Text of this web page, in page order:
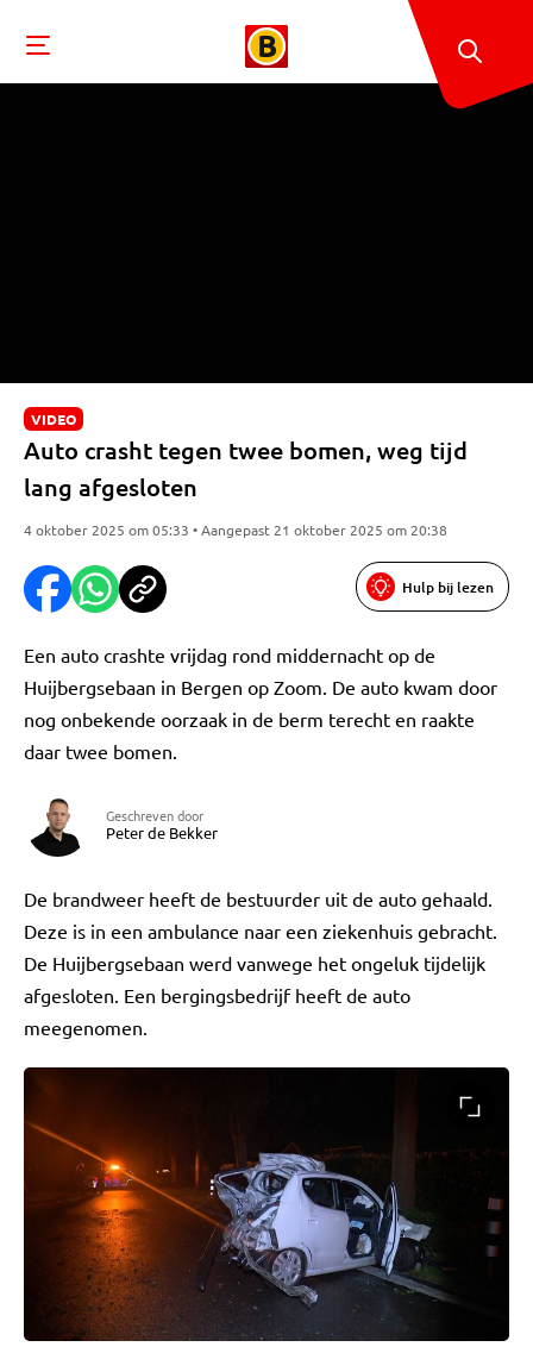
VIDEO
Auto crasht tegen twee bomen, weg tijd
lang afgesloten
4 oktober 2025 om 05:33 • Aangepast 21 oktober 2025 om 20:38
Hulp bij lezen
Een auto crashte vrijdag rond middernacht op de
Huijbergsebaan in Bergen op Zoom. De auto kwam door
nog onbekende oorzaak in de berm terecht en raakte
daar twee bomen.
Geschreven door
Peter de Bekker
De brandweer heeft de bestuurder uit de auto gehaald.
Deze is in een ambulance naar een ziekenhuis gebracht.
De Huijbergsebaan werd vanwege het ongeluk tijdelijk
afgesloten. Een bergingsbedrijf heeft de auto
meegenomen.